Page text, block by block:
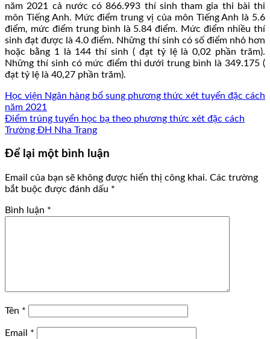
năm 2021 cả nước có 866.993 thí sinh tham gia thi bài thi
môn Tiếng Anh. Mức điểm trung vị của môn Tiếng Anh là 5.6
điểm, mức điểm trung bình là 5.84 điểm. Mức điểm nhiều thí
sinh đạt được là 4.0 điểm. Những thí sinh có số điểm nhỏ hơn
hoặc bằng 1 là 144 thí sinh ( đạt tỷ lệ là 0,02 phần trăm).
Những thí sinh có mức điểm thi dưới trung bình là 349.175 (
đạt tỷ lệ là 40,27 phần trăm).
Học viện Ngân hàng bổ sung phương thức xét tuyển đặc cách
năm 2021
Điểm trúng tuyển học bạ theo phương thức xét đặc cách
Trường ĐH Nha Trang
Để lại một bình luận
Email của bạn sẽ không được hiển thị công khai. Các trường
bắt buộc được đánh dấu *
Bình luận *
Tên *
Email *